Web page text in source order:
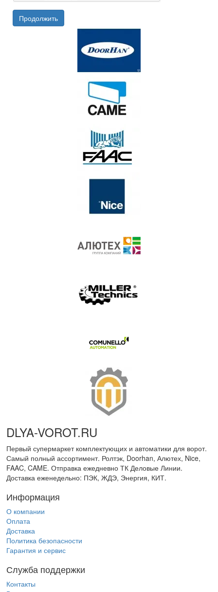
Продолжить
DLYA-VOROT.RU
Первый супермаркет комплектующих и автоматики для ворот.
Самый полный ассортимент. Ролтэк, Doorhan, Алютех, Nice,
FAAC, CAME. Отправка ежедневно ТК Деловые Линии.
Доставка еженедельно: ПЭК, ЖДЭ, Энергия, КИТ.
Информация
О компании
Оплата
Доставка
Политика безопасности
Гарантия и сервис
Служба поддержки
Контакты